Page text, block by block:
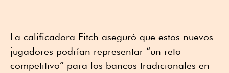
La calificadora Fitch aseguró que estos nuevos
jugadores podrían representar “un reto
competitivo” para los bancos tradicionales en